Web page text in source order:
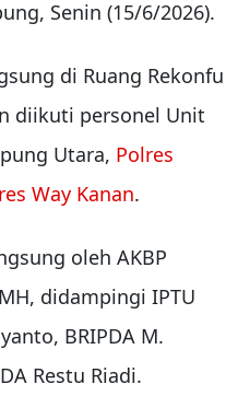
Senin (15/6/2026).
di Ruang Rekonfu
diikuti personel Unit
Utara, Polres
Way Kanan.
oleh AKBP
didampingi IPTU
BRIPDA M.
Restu Riadi.